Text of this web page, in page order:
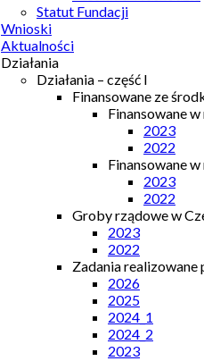
Statut Fundacji
Wnioski
Aktualności
Działania
Działania – część I
Finansowane ze
Finansowane
2023
2022
Finansowane
2023
2022
Groby rządowe w
2023
2022
Zadania
2026
2025
2024_1
2024_2
2023